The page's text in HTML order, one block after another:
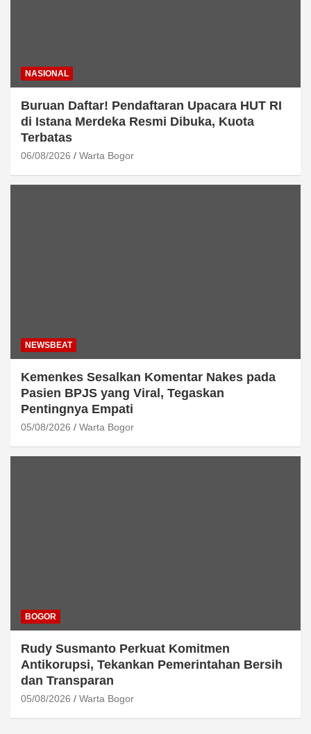
NASIONAL
Buruan Daftar! Pendaftaran Upacara HUT RI
di Istana Merdeka Resmi Dibuka, Kuota
Terbatas
06/08/2026 Warta Bogor
NEWSBEAT
Kemenkes Sesalkan Komentar Nakes pada
Pasien BPJS yang Viral, Tegaskan
Pentingnya Empati
05/08/2026 Warta Bogor
BOGOR
Rudy Susmanto Perkuat Komitmen
Antikorupsi, Tekankan Pemerintahan Bersih
dan Transparan
05/08/2026 Warta Bogor